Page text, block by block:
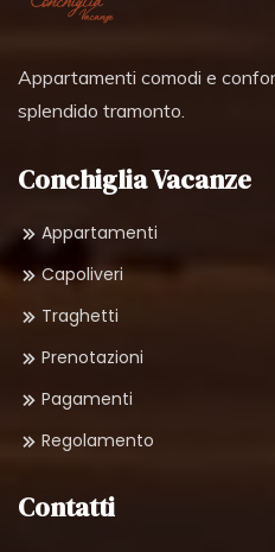
Appartamenti comodi e
splendido tramonto.
Conchiglia Vacanze
Appartamenti
Capoliveri
Traghetti
Prenotazioni
Pagamenti
Regolamento
Contatti